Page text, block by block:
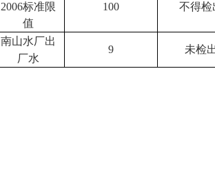
2006标准限
值
100 不得检
南山水厂出
厂水
9 未检